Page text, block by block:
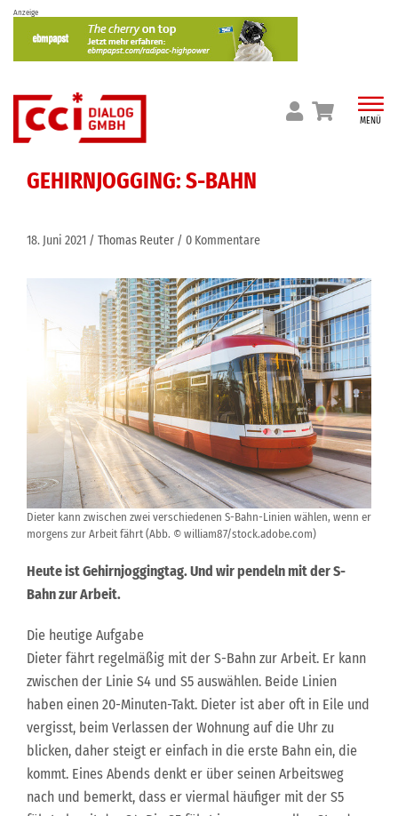
Skip
content
Anzeige
MENÜ
GEHIRNJOGGING: S-BAHN
18. Juni 2021 Thomas Reuter 0 Kommentare
Dieter kann zwischen zwei verschiedenen S-Bahn-Linien wählen, wenn er
morgens zur Arbeit fährt (Abb. © william87/stock.adobe.com)
Heute ist Gehirnjoggingtag. Und wir pendeln mit der S-
Bahn zur Arbeit.
Die heutige Aufgabe
Dieter fährt regelmäßig mit der S-Bahn zur Arbeit. Er kann
zwischen der Linie S4 und S5 auswählen. Beide Linien
haben einen 20-Minuten-Takt. Dieter ist aber oft in Eile und
vergisst, beim Verlassen der Wohnung auf die Uhr zu
blicken, daher steigt er einfach in die erste Bahn ein, die
kommt. Eines Abends denkt er über seinen Arbeitsweg
nach und bemerkt, dass er viermal häufiger mit der S5